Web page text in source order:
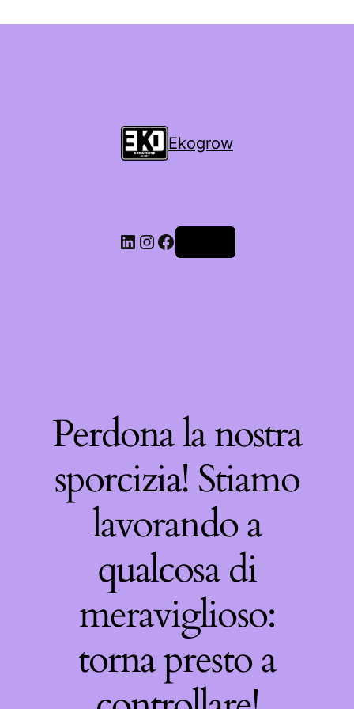
Ekogrow
Perdona la nostra
sporcizia! Stiamo
lavorando a
qualcosa di
meraviglioso:
torna presto a